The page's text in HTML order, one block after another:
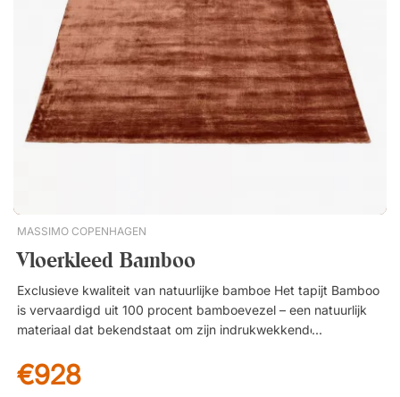
MASSIMO COPENHAGEN
Vloerkleed Bamboo
Exclusieve kwaliteit van natuurlijke bamboe Het tapijt Bamboo
is vervaardigd uit 100 procent bamboevezel – een natuurlijk
materiaal dat bekendstaat om zijn indrukwekkende sterkte,
vormvast tapijt dat zijn uitstraling in de loop der tijd behoudt.
De dichte structuur van de bamboevezels zorgt er bovendien
€928